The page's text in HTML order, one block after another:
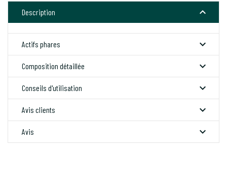
Description 
Actifs phares 
Composition détaillée 
Conseils d'utilisation 
Avis clients 
Avis 